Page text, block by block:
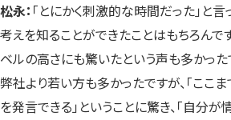
松永： 「とにかく刺激的な時間だった」と
考えを知ることができたことはもちろんで
ベルの高さにも驚いたという声も多かっ
弊社より若い方も多かったですが、「ここ
を発言できる」ということに驚き、「自分が